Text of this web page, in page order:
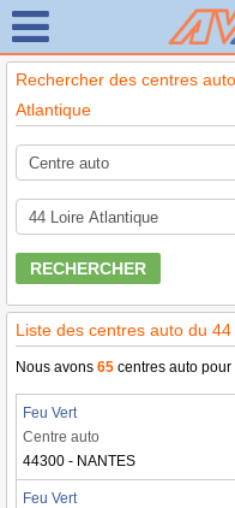
Rechercher des centres
Atlantique
RECHERCHER
Liste des centres auto du
Nous avons 65 centres auto
Feu Vert
Centre auto
44300 - NANTES
Feu Vert